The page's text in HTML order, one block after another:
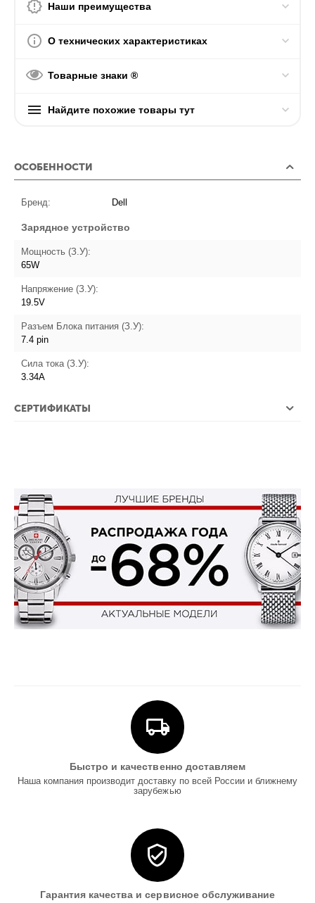
Наши преимущества
О технических характеристиках
Товарные знаки ®
Найдите похожие товары тут
ОСОБЕННОСТИ
Бренд: Dell
Зарядное устройство
Мощность (З.У):
65W
Напряжение (З.У):
19.5V
Разъем Блока питания (З.У):
7.4 pin
Сила тока (З.У):
3.34A
СЕРТИФИКАТЫ
Быстро и качественно доставляем
Наша компания производит доставку по всей России и ближнему
зарубежью
Гарантия качества и сервисное обслуживание